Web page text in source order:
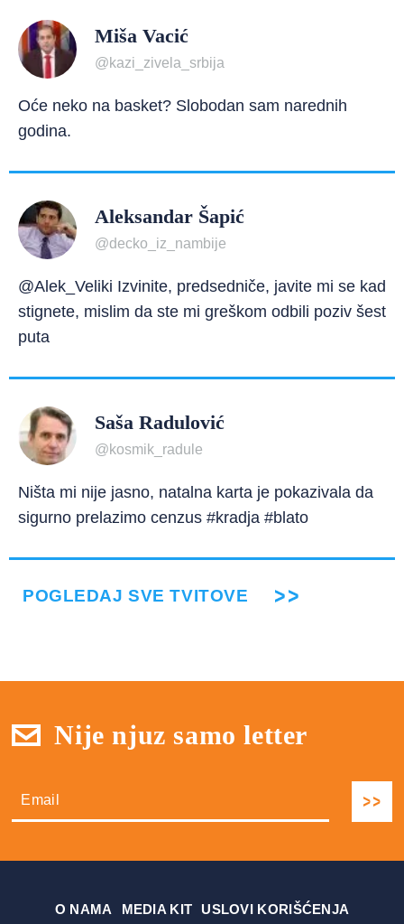
Miša Vacić
@kazi_zivela_srbija
Oće neko na basket? Slobodan sam narednih
godina.
Aleksandar Šapić
@decko_iz_nambije
@Alek_Veliki Izvinite, predsedniče, javite mi se kad
stignete, mislim da ste mi greškom odbili poziv šest
puta
Saša Radulović
@kosmik_radule
Ništa mi nije jasno, natalna karta je pokazivala da
sigurno prelazimo cenzus #kradja #blato
POGLEDAJ SVE TVITOVE
Nije njuz samo letter
О NAMA MEDIA KIT USLOVI KORIŠĆENJA